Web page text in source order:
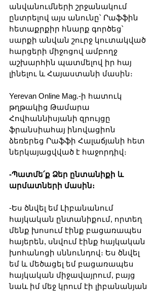
անվանումների շրջանակում
ընտրելով այս անունը՝ Րաֆֆին
հետաքրքիր հնարք գործեց՝
սարքի անվան շուրջ կուտակված
հարցերի միջոցով ամբողջ
աշխարհին պատմելով իր հայ
լինելու և Հայաստանի մասին։
Yerevan Online Mag.-ի հատուկ
թղթակից Թամարա
Հովհաննիսյանի զրույցը
ֆրանսիահայ ինովացիոն
ձեռերեց Րաֆֆի Հալաճյանի հետ
ներկայացվված է հաջորդիվ։
-Պատմե՛ք Ձեր ընտանիքի և
արմատների մասին։
-Ես ծնվել եմ Լիբանանում
հայկական ընտանիքում, որտեղ
մենք խոսում էինք բացառապես
հայերեն, սնվում էինք հայկական
խոհանոցի սննունդով։ Ես ծնվել
եմ և մեծացել եմ բացառապես
հայկական միջավայրում, բայց
նաև իմ մեջ կրում էի լիբանանյան